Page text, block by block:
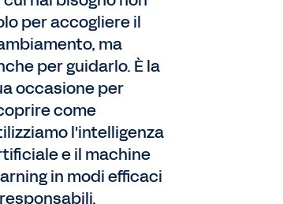
per accogliere il
ma
per guidarlo. È la
occasione per
come
l'intelligenza
e il machine
in modi efficaci